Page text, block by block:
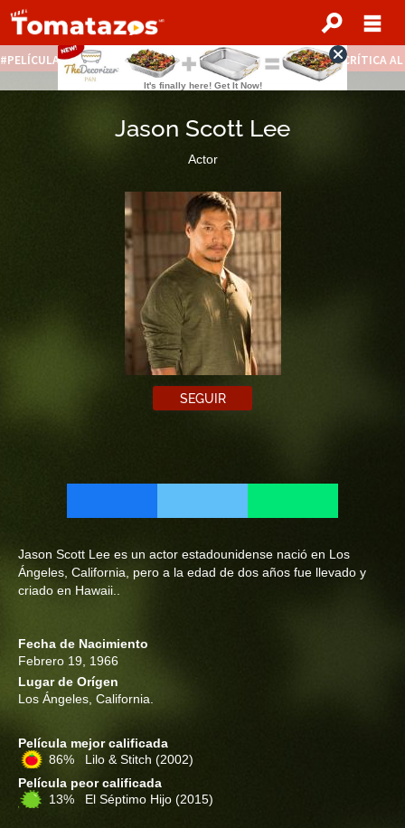
PELÍCULAS STREAMING GRATIS NOTICIAS DESTACADAS CRÍTICA
Jason Scott Lee
Actor
SEGUIR
Jason Scott Lee es un actor estadounidense nació en Los
Ángeles, California, pero a la edad de dos años fue llevado y
criado en Hawaii..
Fecha de Nacimiento
Febrero 19, 1966
Lugar de Orígen
Los Ángeles, California.
Película mejor calificada
86% Lilo & Stitch (2002)
Película peor calificada
13% El Séptimo Hijo (2015)